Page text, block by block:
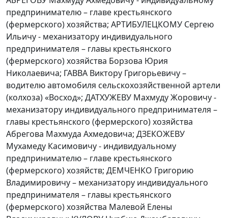
предпринимателю – главе крестьянского
(фермерского) хозяйства; АРТИБУЛЕЦКОМУ Сергею
Ильичу - механизатору индивидуального
предпринимателя – главы крестьянского
(фермерского) хозяйства Борзова Юрия
Николаевича; ГАВВА Виктору Григорьевичу –
водителю автомобиля сельскохозяйственной артели
(колхоза) «Восход»; ДАТХУЖЕВУ Махмуду Жоровичу -
механизатору индивидуального предпринимателя –
главы крестьянского (фермерского) хозяйства
Абрегова Махмуда Ахмедовича; ДЗЕКОЖЕВУ
Мухамеду Касимовичу - индивидуальному
предпринимателю – главе крестьянского
(фермерского) хозяйств; ДЕМЧЕНКО Григорию
Владимировичу – механизатору индивидуального
предпринимателя – главы крестьянского
(фермерского) хозяйства Малевой Елены